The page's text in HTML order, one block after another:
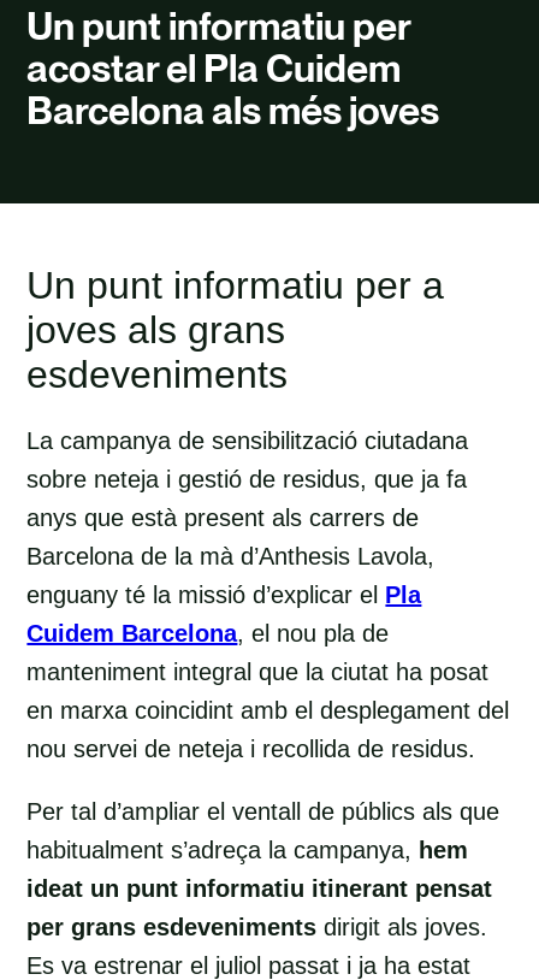
RECURSOS
TALENT
CONTACTE
Un punt informatiu per
acostar el Pla Cuidem
Barcelona als més joves
Un punt informatiu per a
joves als grans
esdeveniments
La campanya de sensibilització ciutadana
sobre neteja i gestió de residus, que ja fa
anys que està present als carrers de
Barcelona de la mà d’Anthesis Lavola,
enguany té la missió d’explicar el Pla
Cuidem Barcelona, el nou pla de
manteniment integral que la ciutat ha posat
en marxa coincidint amb el desplegament del
nou servei de neteja i recollida de residus.
Per tal d’ampliar el ventall de públics als que
habitualment s’adreça la campanya, hem
ideat un punt informatiu itinerant pensat
per grans esdeveniments dirigit als joves.
Es va estrenar el juliol passat i ja ha estat